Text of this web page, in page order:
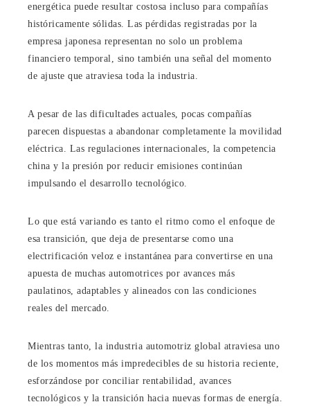
energética puede resultar costosa incluso para compañías
históricamente sólidas. Las pérdidas registradas por la
empresa japonesa representan no solo un problema
financiero temporal, sino también una señal del momento
de ajuste que atraviesa toda la industria.
A pesar de las dificultades actuales, pocas compañías
parecen dispuestas a abandonar completamente la movilidad
eléctrica. Las regulaciones internacionales, la competencia
china y la presión por reducir emisiones continúan
impulsando el desarrollo tecnológico.
Lo que está variando es tanto el ritmo como el enfoque de
esa transición, que deja de presentarse como una
electrificación veloz e instantánea para convertirse en una
apuesta de muchas automotrices por avances más
paulatinos, adaptables y alineados con las condiciones
reales del mercado.
Mientras tanto, la industria automotriz global atraviesa uno
de los momentos más impredecibles de su historia reciente,
esforzándose por conciliar rentabilidad, avances
tecnológicos y la transición hacia nuevas formas de energía.